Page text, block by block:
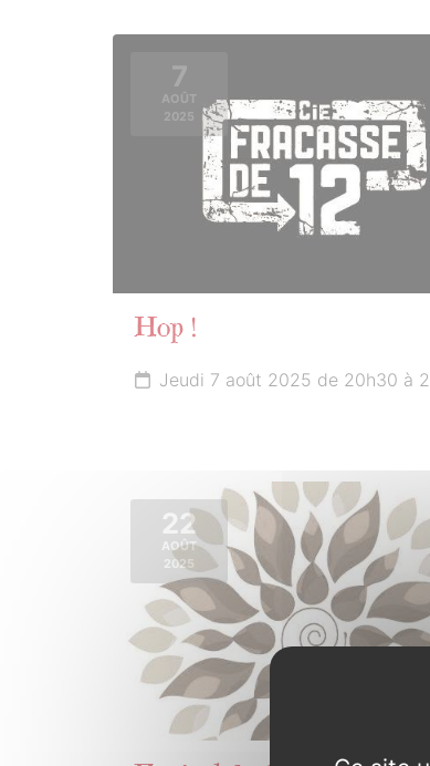
7
AOÛT
2025
Hop !
Jeudi 7 août 2025 de 20h30 à
22
AOÛT
2025